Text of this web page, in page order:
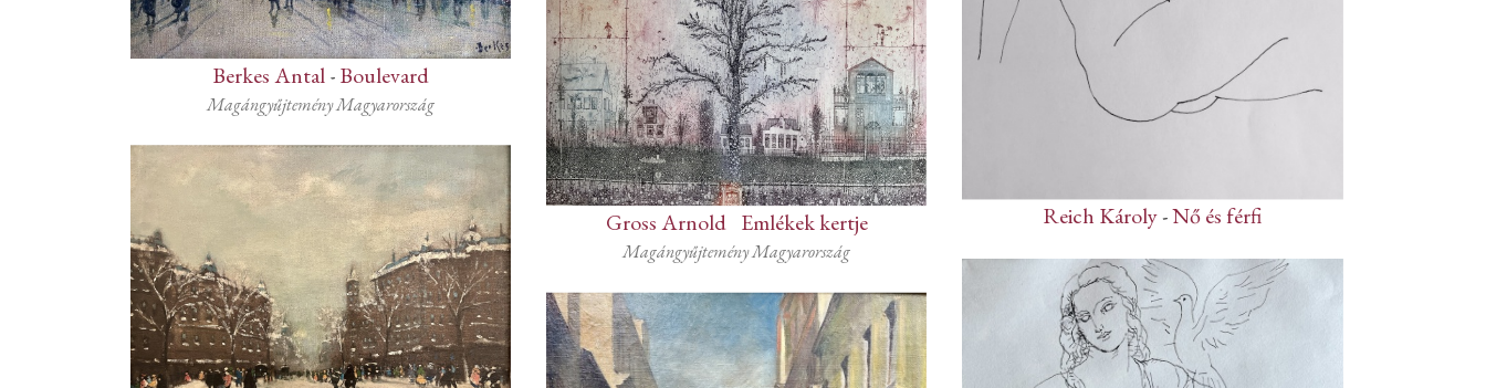
Berkes Antal-Boulevard
Magángyűjtemény Magyarország
Gross Arnold- Emlékek kertje
Magángyűjtemény Magyarország
Reich Károly-Nő és férfi